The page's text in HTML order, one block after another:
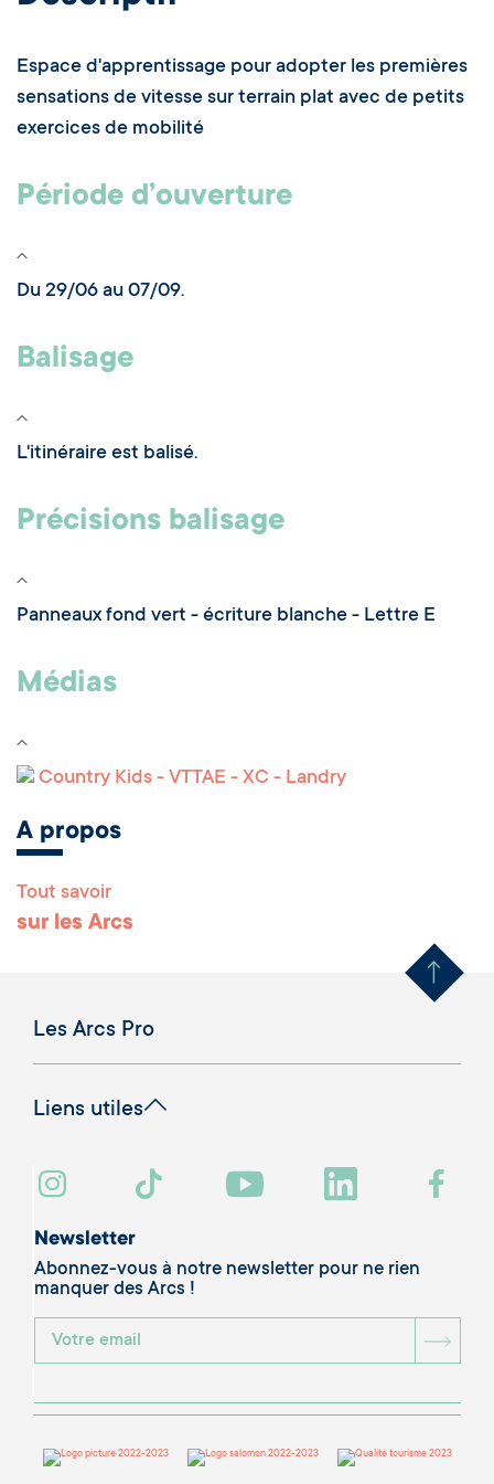
Espace d'apprentissage pour adopter les premières
sensations de vitesse sur terrain plat avec de petits
exercices de mobilité
Période d’ouverture
Du 29/06 au 07/09.
Balisage
L'itinéraire est balisé.
Précisions balisage
Panneaux fond vert - écriture blanche - Lettre E
Médias
Country Kids - VTTAE - XC - Landry
A propos
Tout savoir
sur les Arcs Remonter
Les Arcs Pro
Liens utiles
Newsletter
Abonnez-vous à notre newsletter pour ne rien
manquer des Arcs !